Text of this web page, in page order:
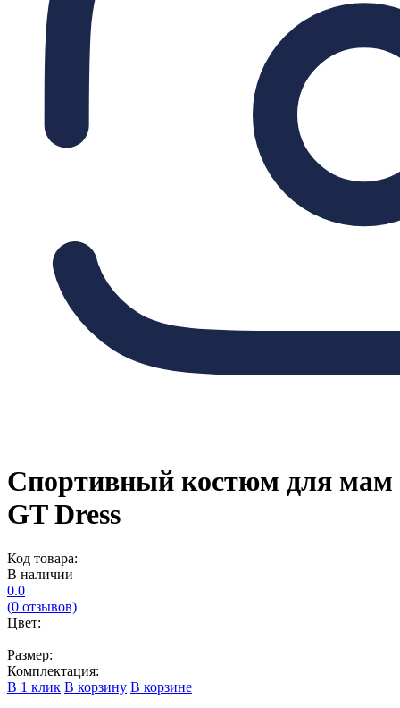
Спортивный костюм для мам
GT Dress
Код товара:
В наличии
0.0
(0 отзывов)
Цвет:
Размер:
Комплектация:
В 1 клик В корзину В корзине